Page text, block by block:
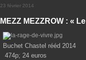
23 février 2014
MEZZ MEZZROW : «
Buchet Chastel rééd 2014
474p; 24 euros